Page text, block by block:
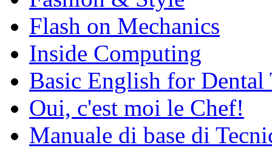
Flash on Mechanics
Inside Computing
Basic English for Dental
Oui, c'est moi le Chef!
Manuale di base di